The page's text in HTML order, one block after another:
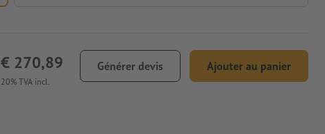
20% TVA incl.
€ 270,89 Générer devis Ajouter au panier